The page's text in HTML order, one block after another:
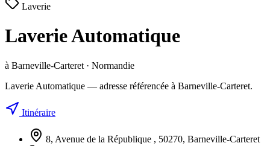
Laverie
Laverie Automatique
à Barneville-Carteret · Normandie
Laverie Automatique — adresse référencée à Barneville-Carteret.
Itinéraire
8, Avenue de la République , 50270, Barneville-Carteret